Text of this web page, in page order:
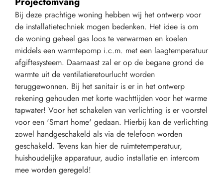
Bij deze prachtige woning hebben wij het ontwerp voor
de installatietechniek mogen bedenken. Het idee is om
de woning geheel gas loos te verwarmen en koelen
middels een warmtepomp i.c.m. met een laagtemperatuur
afgiftesysteem. Daarnaast zal er op de begane grond de
warmte uit de ventilatieretourlucht worden
teruggewonnen. Bij het sanitair is er in het ontwerp
rekening gehouden met korte wachttijden voor het warme
tapwater! Voor het schakelen van verlichting is er voorstel
voor een 'Smart home' gedaan. Hierbij kan de verlichting
zowel handgeschakeld als via de telefoon worden
geschakeld. Tevens kan hier de ruimtetemperatuur,
huishoudelijke apparatuur, audio installatie en intercom
mee worden geregeld!